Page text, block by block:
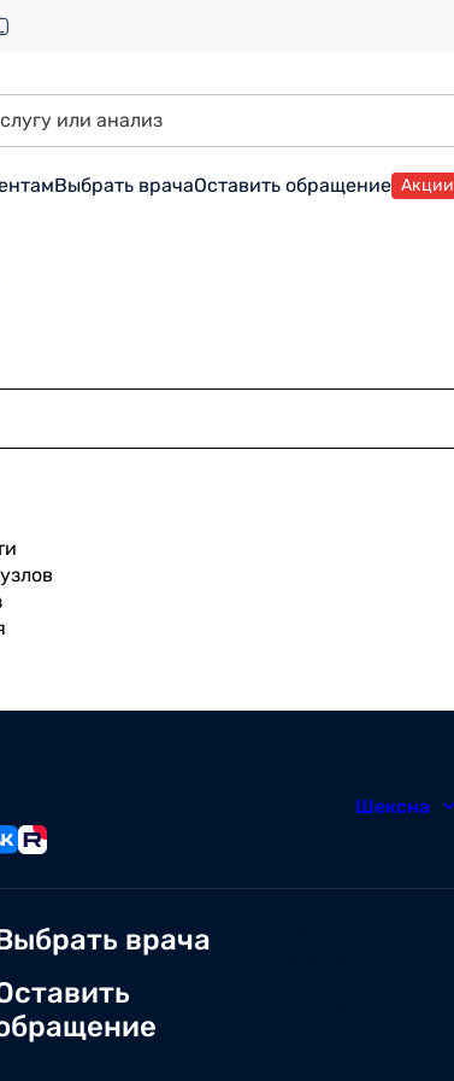
Выбрать врачаОставить обращение Акции
Шексна
врача